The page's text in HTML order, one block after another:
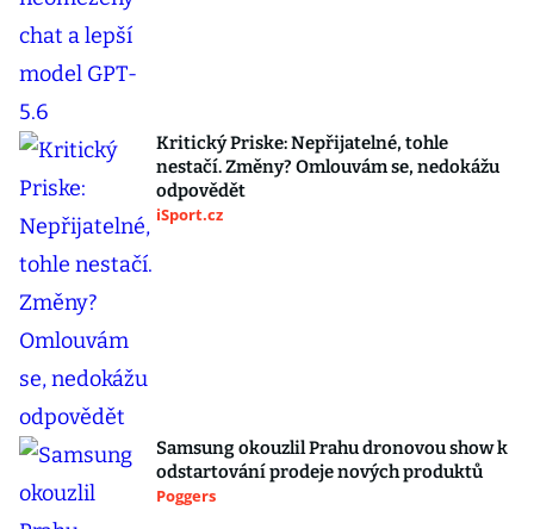
Kritický Priske: Nepřijatelné, tohle
nestačí. Změny? Omlouvám se, nedokážu
odpovědět
iSport.cz
Samsung okouzlil Prahu dronovou show k
odstartování prodeje nových produktů
Poggers